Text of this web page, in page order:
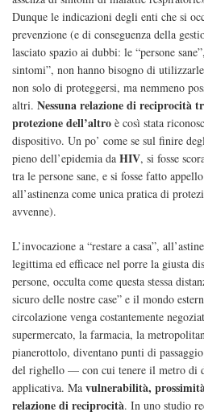
Dunque le indicazioni degli enti che si
prevenzione (e di conseguenza della
lasciato spazio ai dubbi: le “persone
sintomi”, non hanno bisogno di
non solo di proteggersi, ma nemmeno
altri. Nessuna relazione di reciprocità
protezione dell’altro è così stata
dispositivo. Un po’ come se sul finire
pieno dell’epidemia da HIV, si fosse
tra le persone sane, e si fosse fatto
all’astinenza come unica pratica di
avvenne).
L’invocazione a “restare a casa”,
legittima ed efficace nel porre la giusta
persone, occulta come questa stessa
sicuro delle nostre case” e il mondo
circolazione venga costantemente
supermercato, la farmacia, la
pianerottolo, diventano punti di
del righello — con cui tenere il metro di
applicativa. Ma vulnerabilità,
relazione di reciprocità. In uno studio